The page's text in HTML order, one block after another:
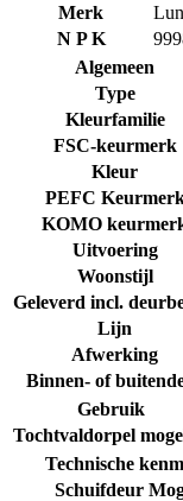
Merk
N P K
Algemeen
Type
Kleurfamilie
FSC-keurmerk
Kleur
PEFC
KOMO
Uitvoering
Woonstijl
Geleverd incl.
Lijn
Afwerking
Binnen- of
Gebruik
Tochtvaldorpel
Technische
Schuifdeur